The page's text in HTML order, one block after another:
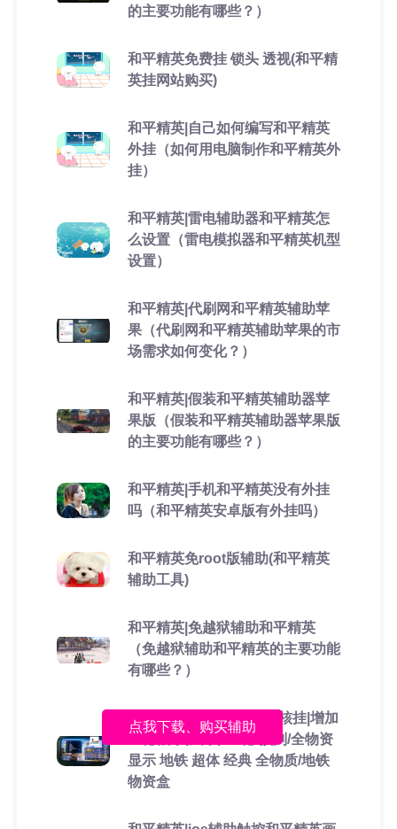
的主要功能有哪些？）
和平精英免费挂 锁头 透视(和平精
英挂网站购买)
和平精英|自己如何编写和平精英
外挂（如何用电脑制作和平精英外
挂）
和平精英|雷电辅助器和平精英怎
么设置（雷电模拟器和平精英机型
设置）
和平精英|代刷网和平精英辅助苹
果（代刷网和平精英辅助苹果的市
场需求如何变化？）
和平精英|假装和平精英辅助器苹
果版（假装和平精英辅助器苹果版
的主要功能有哪些？）
和平精英|手机和平精英没有外挂
吗（和平精英安卓版有外挂吗）
和平精英免root版辅助(和平精英
辅助工具)
和平精英|免越狱辅助和平精英
（免越狱辅助和平精英的主要功能
有哪些？）
青蛙Pro烟雾漏打root内核挂|增加
全枪械单独调节压枪/预判/全物资
显示 地铁 超体 经典 全物质/地铁
物资盒
点我下载、购买辅助